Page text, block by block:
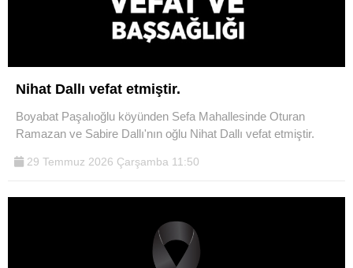
Nihat Dallı vefat etmiştir.
Boyabat Paşalıoğlu köyünden Sefa Mahallesinde Oturan
Ramazan ve Sabire Dallı'nın oğlu Nihat Dallı vefat etmiştir.
29 Temmuz 2026 Çarşamba 11:50